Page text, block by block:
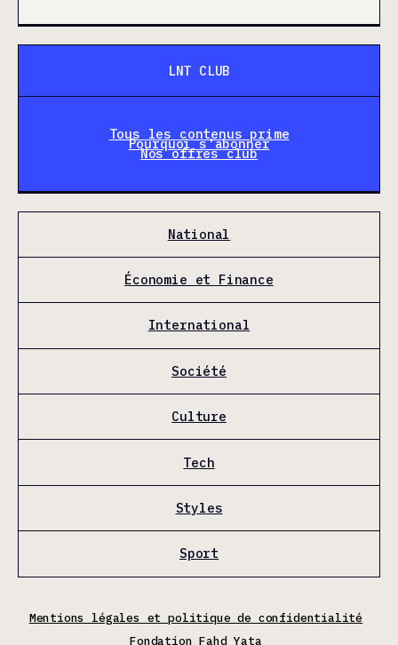
LNT CLUB
Tous les contenus prime
Pourquoi s'abonner
Nos offres club
National
Économie et Finance
International
Société
Culture
Tech
Styles
Sport
Mentions légales et politique de confidentialité
Fondation Fahd Yata